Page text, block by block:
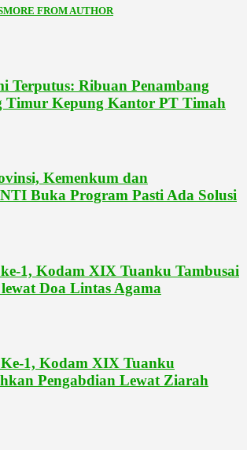
MORE FROM AUTHOR
Terputus: Ribuan Penambang
Timur Kepung Kantor PT Timah
Kemenkum dan
Buka Program Pasti Ada Solusi
1, Kodam XIX Tuanku Tambusai
Doa Lintas Agama
1, Kodam XIX Tuanku
Pengabdian Lewat Ziarah